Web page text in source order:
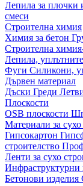
Лепила за плочки
смеси
Строителна химия
Химия за бетон
Строителна
Лепила,
Фуги Силикони,
Дървен материал
Дъски Греди
Плоскости
OSB плоскости
Материали за сухо
Гипсокартон
строителство
Ленти за сухо
Инфраструктурни
Бетонови изделия